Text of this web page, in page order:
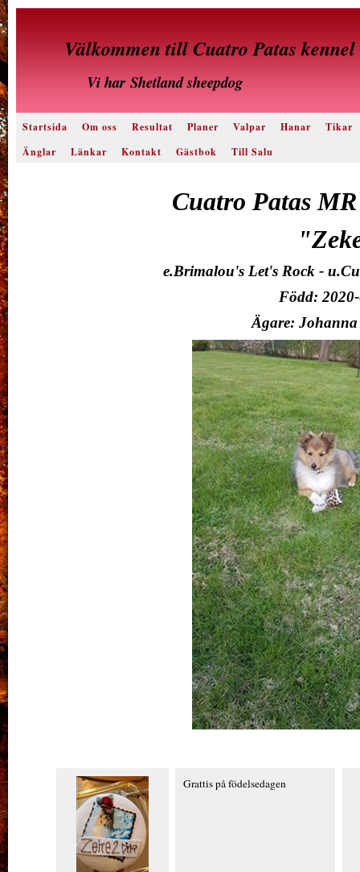
Välkommen till Cuatro Patas kennel
Vi harShetland sheepdog
Startsida Om oss Resultat Planer Valpar Hanar
Tikar
Änglar
Länkar Kontakt Gästbok Till Salu
Cuatro Patas
e.Brimalou's Let's Rock -
Född:
Ägare: Johanna
Grattis på födelsedagen